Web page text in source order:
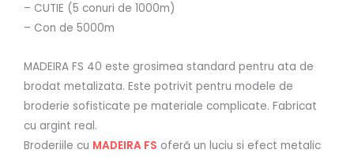
– CUTIE (5 conuri de 1000m)
– Con de 5000m
MADEIRA FS 40 este grosimea standard pentru ata de
brodat metalizata. Este potrivit pentru modele de
broderie sofisticate pe materiale complicate. Fabricat
cu argint real.
Broderiile cu MADEIRA FS oferă un luciu si efect metalic